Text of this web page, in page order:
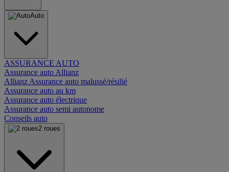
Auto
ASSURANCE AUTO
Assurance auto Allianz
Allianz Assurance auto malussé/résilié
Assurance auto au km
Assurance auto électrique
Assurance auto semi autonome
Conseils auto
2 roues